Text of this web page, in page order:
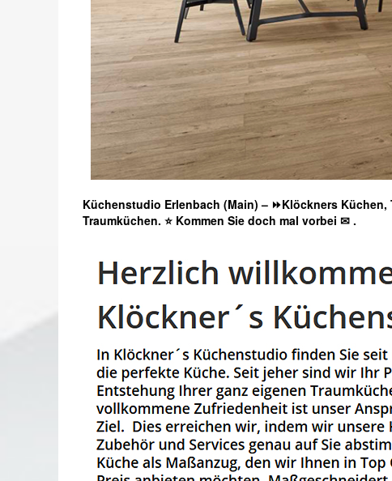
Küchenstudio Erlenbach (Main) – ⏩Klöckners
Traumküchen. ⭐ Kommen Sie doch mal vorbei ✉ .